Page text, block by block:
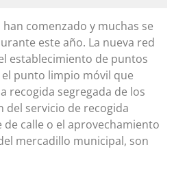
comenzado y muchas se
este año. La nueva red
establecimiento de puntos
punto limpio móvil que
recogida segregada de los
del servicio de recogida
calle o el aprovechamiento
mercadillo municipal, son